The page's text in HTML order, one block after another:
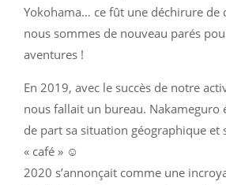
Yokohama… ce fût une déchirure de
nous sommes de nouveau parés
aventures !
En 2019, avec le succès de notre
nous fallait un bureau. Nakameguro
de part sa situation géographique et
« café » ☺️
2020 s’annonçait comme une